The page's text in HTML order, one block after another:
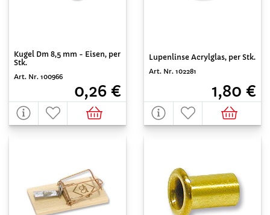
Kugel Dm 8,5 mm - Eisen, per
Stk.
Art. Nr. 100966
0,26 €
Lupenlinse Acrylglas, per Stk.
Art. Nr. 102281
1,80 €